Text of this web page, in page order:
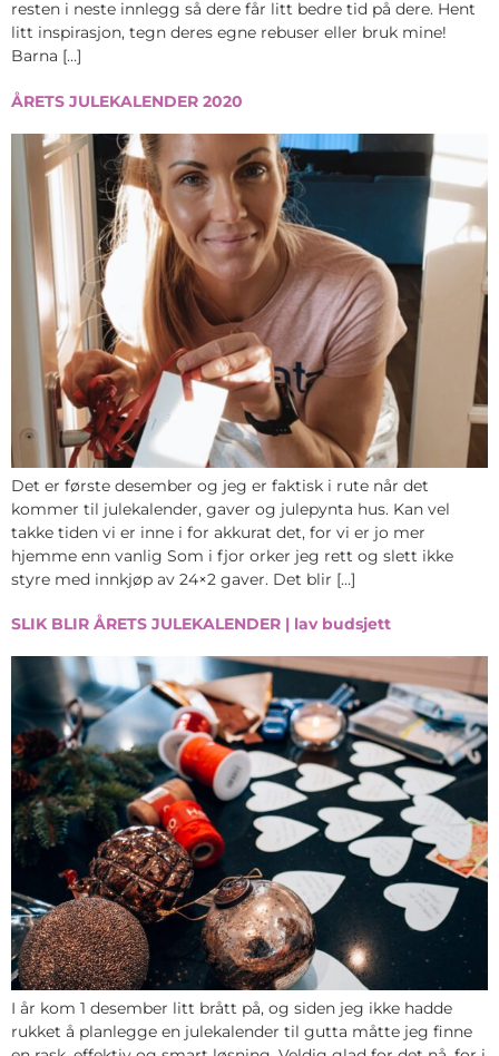
resten i neste innlegg så dere får litt bedre tid på dere. Hent
litt inspirasjon, tegn deres egne rebuser eller bruk mine!
Barna […]
ÅRETS JULEKALENDER 2020
Det er første desember og jeg er faktisk i rute når det
kommer til julekalender, gaver og julepynta hus. Kan vel
takke tiden vi er inne i for akkurat det, for vi er jo mer
hjemme enn vanlig Som i fjor orker jeg rett og slett ikke
styre med innkjøp av 24×2 gaver. Det blir […]
SLIK BLIR ÅRETS JULEKALENDER | lav budsjett
I år kom 1 desember litt brått på, og siden jeg ikke hadde
rukket å planlegge en julekalender til gutta måtte jeg finne